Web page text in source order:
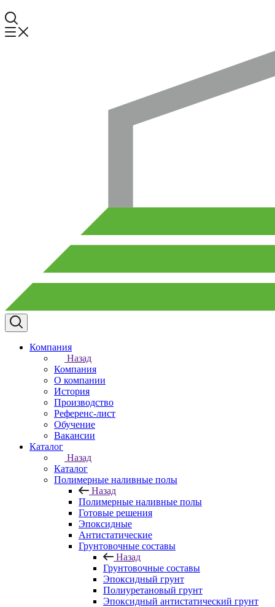
Компания
Назад
Компания
О компании
История
Производство
Референс-лист
Обучение
Вакансии
Каталог
Назад
Каталог
Полимерные наливные полы
Назад
Полимерные наливные полы
Готовые решения
Эпоксидные
Антистатические
Грунтовочные составы
Назад
Грунтовочные составы
Эпоксидный грунт
Полиуретановый грунт
Эпоксидный антистатический грунт